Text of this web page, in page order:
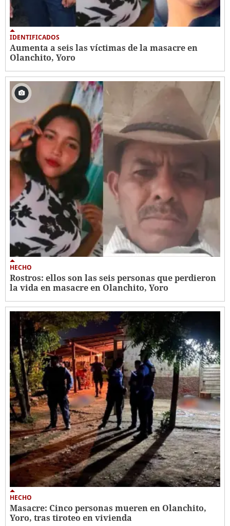
IDENTIFICADOS
Aumenta a seis las víctimas de la masacre en
Olanchito, Yoro
HECHO
Rostros: ellos son las seis personas que perdieron
la vida en masacre en Olanchito, Yoro
HECHO
Masacre: Cinco personas mueren en Olanchito,
Yoro, tras tiroteo en vivienda